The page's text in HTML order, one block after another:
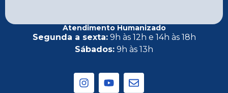
Atendimento Humanizado
Segunda a sexta:9h às 12h e 14h às 18h
Sábados: 9h às 13h